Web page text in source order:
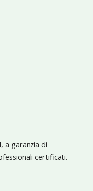
, a garanzia di
certificati.